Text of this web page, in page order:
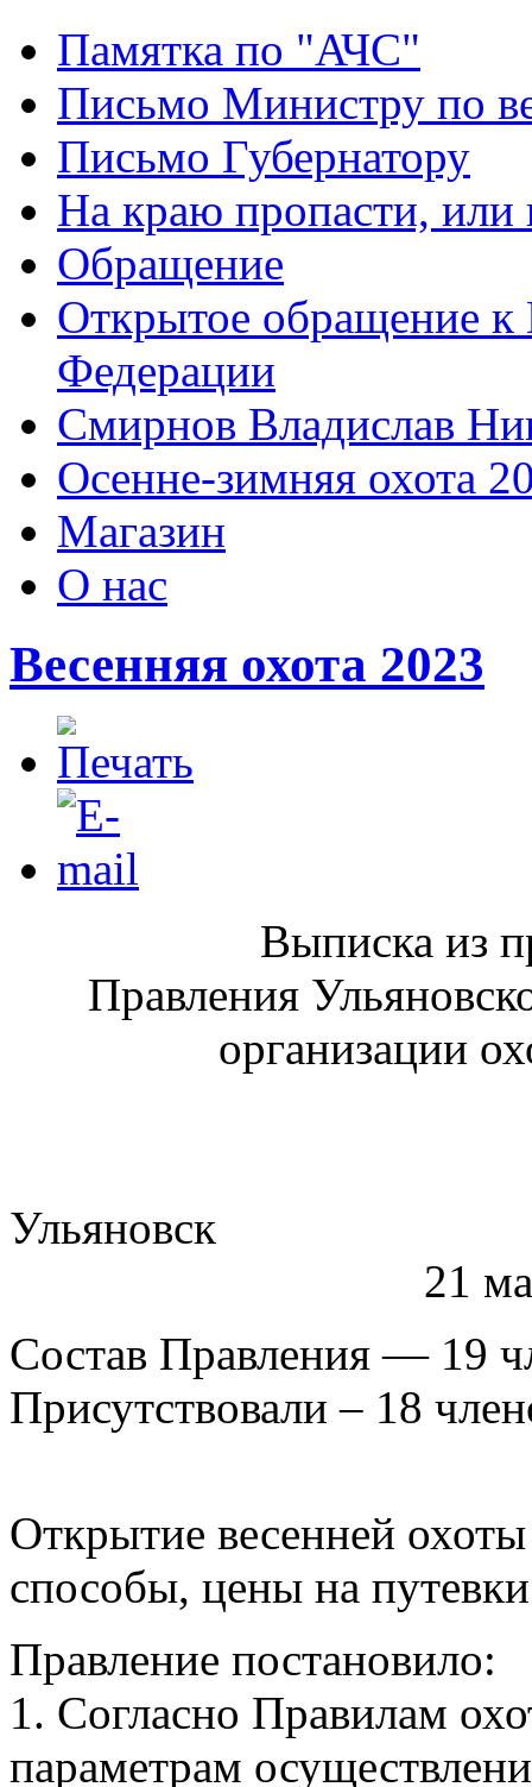
Памятка по "АЧС"
Письмо Министру по
Письмо Губернатору
На краю пропасти, или
Обращение
Открытое обращение к
Федерации
Смирнов Владислав
Осенне-зимняя охота
Магазин
О нас
Весенняя охота 2023
Выписка из
Правления
организации
21
Состав Правления — 19
Присутствовали – 18
Открытие весенней
способы, цены на
Правление постановило:
1. Согласно Правилам
параметрам